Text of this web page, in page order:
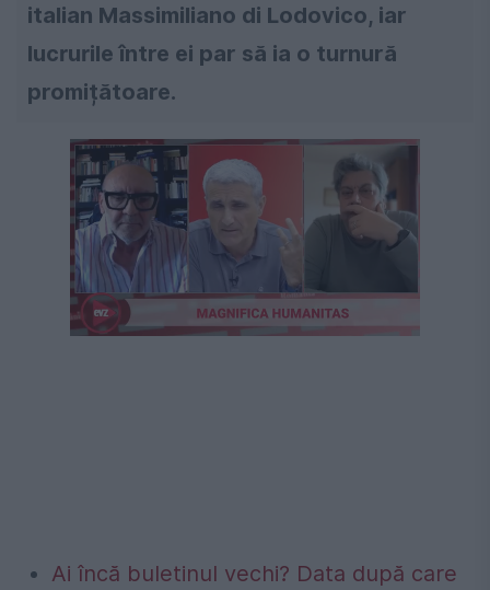
italian Massimiliano di Lodovico, iar
lucrurile între ei par să ia o turnură
promițătoare.
Ai încă buletinul vechi? Data după care